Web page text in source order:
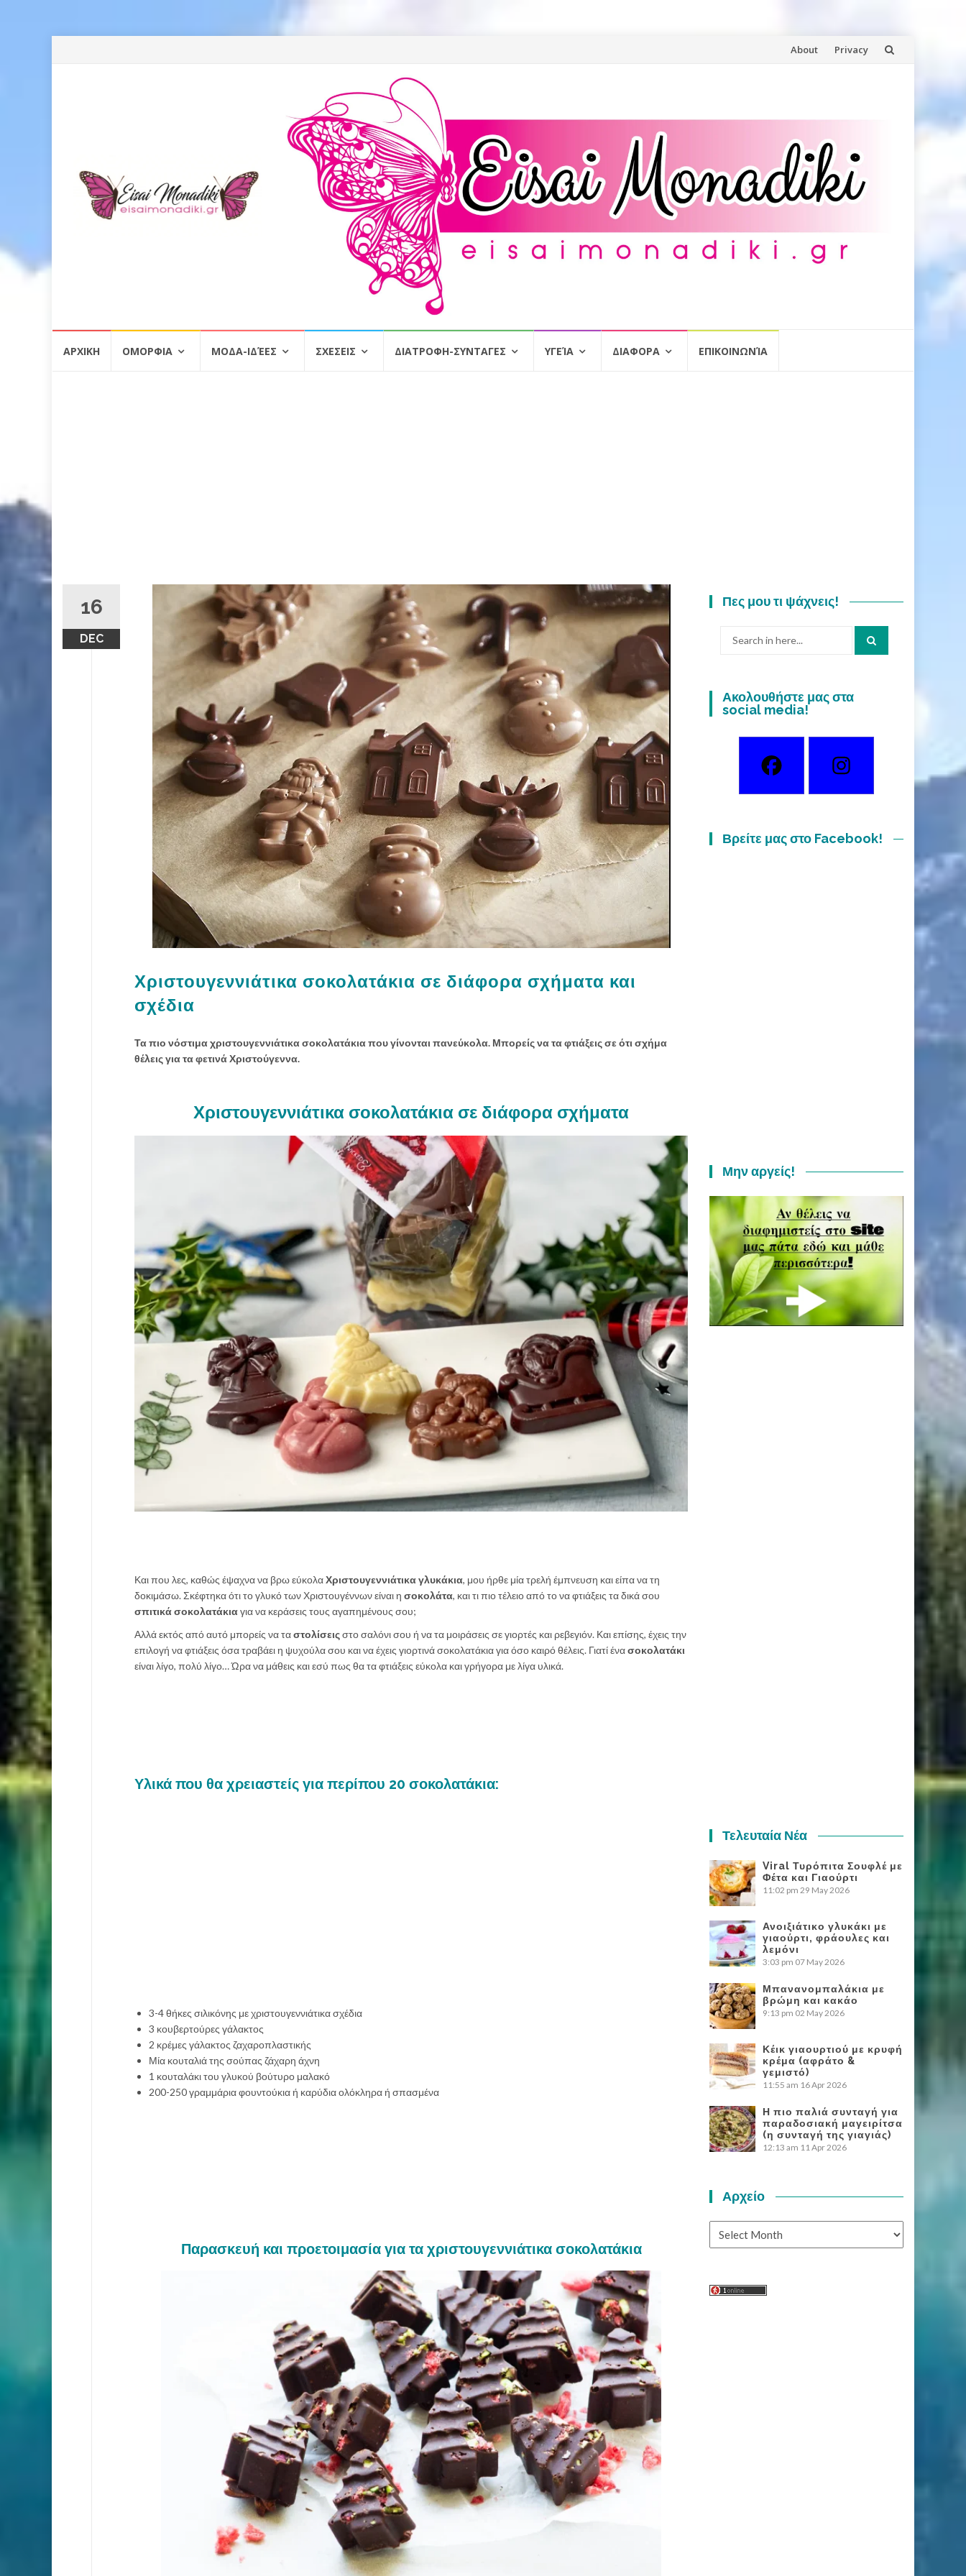
Skip
About Privacy
ΑΡΧΙΚΗ ΟΜΟΡΦΙΑ ΜΟΔΑ-ΙΔΈΕΣ ΣΧΕΣΕΙΣ ΔΙΑΤΡΟΦΗ-ΣΥΝΤΑΓΕΣ ΥΓΕΊΑ ΔΙΑΦΟΡΑ ΕΠΙΚΟΙΝΩΝΊΑ
16
DEC
Χριστουγεννιάτικα σοκολατάκια σε διάφορα σχήματα και
σχέδια
Τα πιο νόστιμα χριστουγεννιάτικα σοκολατάκια που γίνονται πανεύκολα. Μπορείς να τα φτιάξεις σε ότι σχήμα
θέλεις για τα φετινά Χριστούγεννα.
Χριστουγεννιάτικα σοκολατάκια σε διάφορα σχήματα
Και που λες, καθώς έψαχνα να βρω εύκολαΧριστουγεννιάτικα γλυκάκια, μου ήρθε μία τρελή έμπνευση και είπα να τη
δοκιμάσω. Σκέφτηκα ότι το γλυκό των Χριστουγέννων είναι η σοκολάτα, και τι πιο τέλειο από το να φτιάξεις τα δικά σου
σπιτικά σοκολατάκιαγια να κεράσεις τους αγαπημένους σου;
Αλλά εκτός από αυτό μπορείς να ταστολίσειςστο σαλόνι σου ή να τα μοιράσεις σε γιορτές και ρεβεγιόν. Και επίσης, έχεις την
επιλογή να φτιάξεις όσα τραβάει η ψυχούλα σου και να έχεις γιορτινά σοκολατάκια για όσο καιρό θέλεις. Γιατί ένασοκολατάκι
είναι λίγο, πολύ λίγο… Ώρα να μάθεις και εσύ πως θα τα φτιάξεις εύκολα και γρήγορα με λίγα υλικά.
Υλικά που θα χρειαστείς για περίπου 20 σοκολατάκια:
3-4 θήκες σιλικόνης με χριστουγεννιάτικα σχέδια
3 κουβερτούρες γάλακτος
2 κρέμες γάλακτος ζαχαροπλαστικής
Μία κουταλιά της σούπας ζάχαρη άχνη
1 κουταλάκι του γλυκού βούτυρο μαλακό
200-250 γραμμάρια φουντούκια ή καρύδια ολόκληρα ή σπασμένα
Παρασκευή και προετοιμασία για τα χριστουγεννιάτικα σοκολατάκια
Πες μου τι ψάχνεις!
Ακολουθήστε μας στα
social media!
Βρείτε μας στο Facebook!
Μην αργείς!
Τελευταία Νέα
Viral Τυρόπιτα Σουφλέ με
Φέτα και Γιαούρτι
11:02 pm 29 May 2026
Ανοιξιάτικο γλυκάκι με
γιαούρτι, φράουλες και
λεμόνι
3:03 pm 07 May 2026
Μπανανομπαλάκια με
βρώμη και κακάο
9:13 pm 02 May 2026
Κέικ γιαουρτιού με κρυφή
κρέμα (αφράτο &
γεμιστό)
11:55 am 16 Apr 2026
Η πιο παλιά συνταγή για
παραδοσιακή μαγειρίτσα
(η συνταγή της γιαγιάς)
12:13 am 11 Apr 2026
Αρχείο